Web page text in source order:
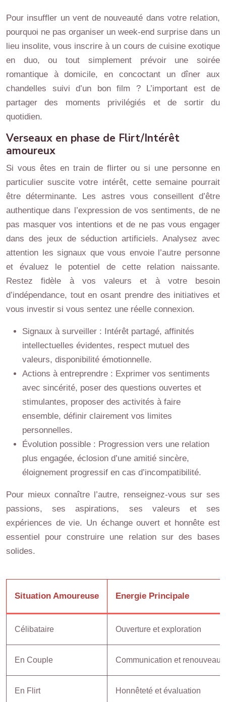
Pour insuffler un vent de nouveauté dans votre relation,
pourquoi ne pas organiser un week-end surprise dans un
lieu insolite, vous inscrire à un cours de cuisine exotique
en duo, ou tout simplement prévoir une soirée
romantique à domicile, en concoctant un dîner aux
chandelles suivi d’un bon film ? L’important est de
partager des moments privilégiés et de sortir du
quotidien.
Verseaux en phase de Flirt/Intérêt
amoureux
Si vous êtes en train de flirter ou si une personne en
particulier suscite votre intérêt, cette semaine pourrait
être déterminante. Les astres vous conseillent d’être
authentique dans l’expression de vos sentiments, de ne
pas masquer vos intentions et de ne pas vous engager
dans des jeux de séduction artificiels. Analysez avec
attention les signaux que vous envoie l’autre personne
et évaluez le potentiel de cette relation naissante.
Restez fidèle à vos valeurs et à votre besoin
d’indépendance, tout en osant prendre des initiatives et
vous investir si vous sentez une réelle connexion.
Signaux à surveiller : Intérêt partagé, affinités
intellectuelles évidentes, respect mutuel des
valeurs, disponibilité émotionnelle.
Actions à entreprendre : Exprimer vos sentiments
avec sincérité, poser des questions ouvertes et
stimulantes, proposer des activités à faire
ensemble, définir clairement vos limites
personnelles.
Évolution possible : Progression vers une relation
plus engagée, éclosion d’une amitié sincère,
éloignement progressif en cas d’incompatibilité.
Pour mieux connaître l’autre, renseignez-vous sur ses
passions, ses aspirations, ses valeurs et ses
expériences de vie. Un échange ouvert et honnête est
essentiel pour construire une relation sur des bases
solides.
Situation Amoureuse Energie Principale
Célibataire Ouverture et exploration
En Couple Communication et renouveau
En Flirt Honnêteté et évaluation